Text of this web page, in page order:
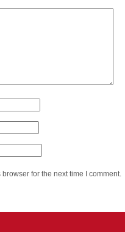
for the next time I comment.